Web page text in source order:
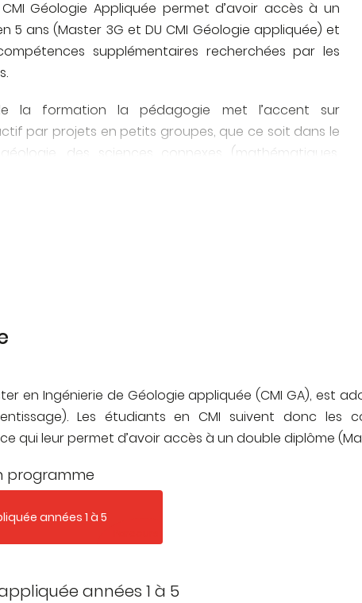
Géologie Appliquée permet d’avoir accès à un
5 ans (Master 3G et DU CMI Géologie appliquée) et
supplémentaires recherchées par les
la formation la pédagogie met l’accent sur
par projets en petits groupes, que ce soit dans le
des sciences connexes (mathématiques,
appliqués aux sciences de la Terre) et des disciplines
société ce qui permet à l’étudiant en CMI de murir
précoce de l’étudiant en CMI GA et garantie une
CMI GA sont embauchés à la fin de la cinquième
de poursuivre leurs études en doctorat).
en Ingénierie de Géologie appliquée (CMI GA), est
Les étudiants en CMI suivent donc les
qui leur permet d’avoir accès à un double diplôme
programme
années 1 à 5
années 1 à 5